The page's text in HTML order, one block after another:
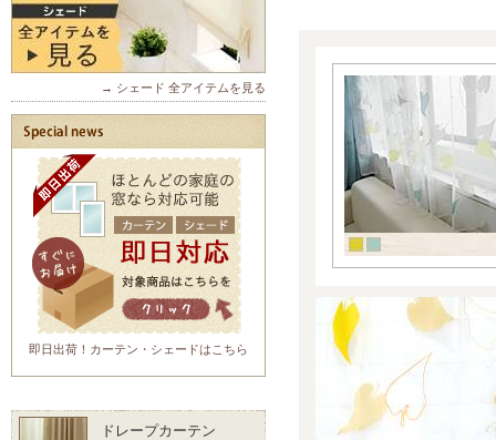
→ シェード 全アイテムを見る
即日出荷！カーテン・シェードはこちら
ドレープカーテン